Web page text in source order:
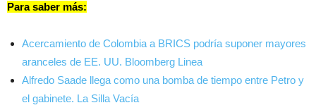
Para saber más:
Acercamiento de Colombia a BRICS podría suponer mayores
aranceles de EE. UU. Bloomberg Linea
Alfredo Saade llega como una bomba de tiempo entre Petro y
el gabinete. La Silla Vacía